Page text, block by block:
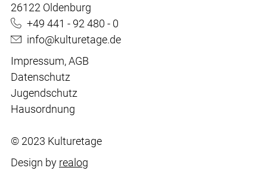
26122 Oldenburg
+49 441 - 92 480 - 0
info@kulturetage.de
Impressum,AGB
Datenschutz
Jugendschutz
Hausordnung
© 2023 Kulturetage
Design by realog